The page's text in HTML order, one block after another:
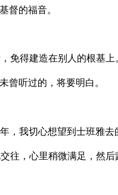
督的福音。
免得建造在别人的根基上。
曾听过的，将要明白。
，我切心想望到士班雅去
往，心里稍微满足，然后